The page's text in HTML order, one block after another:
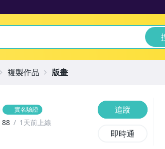
實名驗證
88
1天前上線
追蹤
即時通
複製作品 版畫